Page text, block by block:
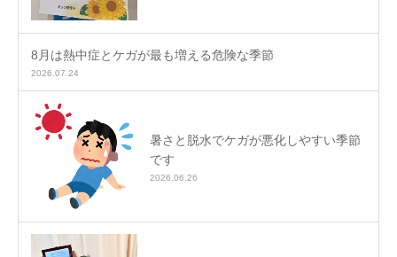
8月は熱中症とケガが最も増える危険な季節
2026.07.24
暑さと脱水でケガが悪化しやすい季節
です
2026.06.26